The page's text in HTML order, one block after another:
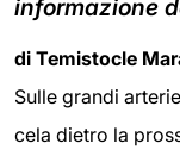
informazione
di Temistocle
Sulle grandi
cela dietro la